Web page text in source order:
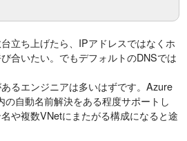
立ち上げたら、IPアドレスではなくホ
合いたい。でもデフォルトのDNSでは
るエンジニアは多いはずです。Azure
自動名前解決をある程度サポートし
や複数VNetにまたがる構成になると途